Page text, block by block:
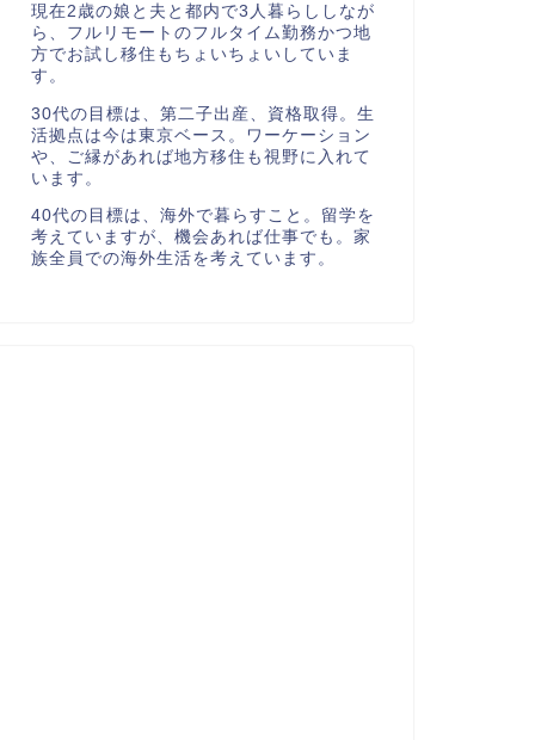
現在2歳の娘と夫と都内で3人暮らししなが
ら、フルリモートのフルタイム勤務かつ地
方でお試し移住もちょいちょいしていま
す。
30代の目標は、第二子出産、資格取得。生
活拠点は今は東京ベース。ワーケーション
や、ご縁があれば地方移住も視野に入れて
います。
40代の目標は、海外で暮らすこと。留学を
考えていますが、機会あれば仕事でも。家
族全員での海外生活を考えています。